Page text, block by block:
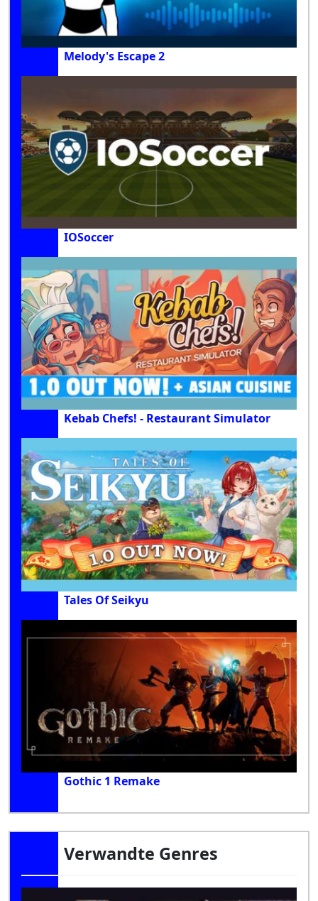
Melody's Escape 2
IOSoccer
Kebab Chefs! - Restaurant Simulator
Tales Of Seikyu
Gothic 1 Remake
Verwandte Genres